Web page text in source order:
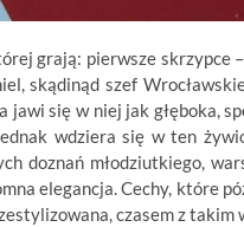
grają: pierwsze skrzypce
skądinąd szef
jawi się w niej jak głęboka,
wdziera się w ten
doznań młodziutkiego,
elegancja. Cechy, które
czasem z